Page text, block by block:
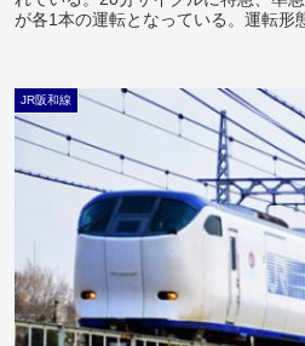
が各1本の運転となっている。運転形
JR阪和線